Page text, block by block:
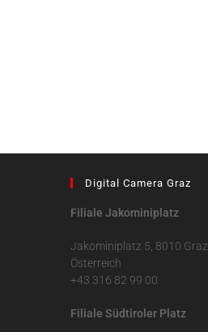
Digital Camera Graz
Filiale Jakominiplatz
Jakominiplatz 5, 8010 Graz
Österreich
+43 316 82 99 00
Filiale Südtiroler Platz